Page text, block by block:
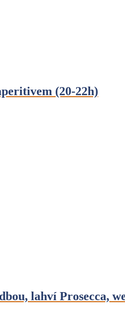
(20-22h)
lahví Prosecca,